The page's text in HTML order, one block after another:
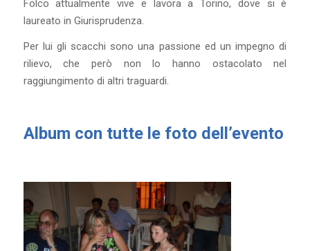
Folco attualmente vive e lavora a Torino, dove si è
laureato in Giurisprudenza.
Per lui gli scacchi sono una passione ed un impegno di
rilievo, che però non lo hanno ostacolato nel
raggiungimento di altri traguardi.
Album con tutte le foto dell’evento